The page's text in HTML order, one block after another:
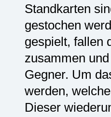
Standkarten
gestochen
gespielt, fallen
zusammen
Gegner. Um
werden,
Dieser